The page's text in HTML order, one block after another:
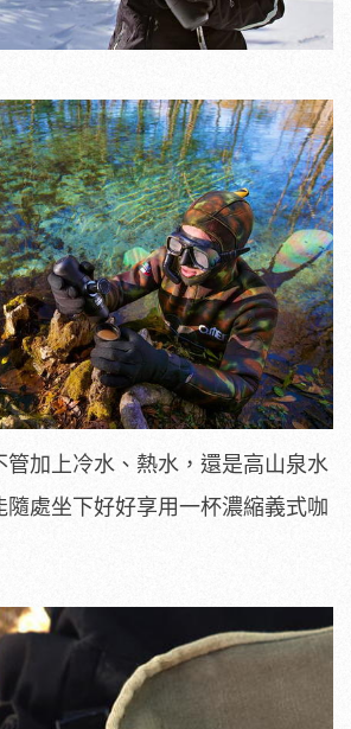
管加上冷水、熱水，還是高山泉水
隨處坐下好好享用一杯濃縮義式咖